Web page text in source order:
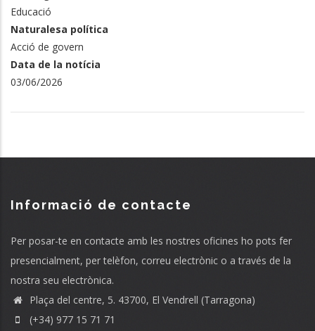
Educació
Naturalesa política
Acció de govern
Data de la notícia
03/06/2026
Informació de contacte
Per posar-te en contacte amb les nostres oficines ho pots fer
presencialment, per telèfon, correu electrònic o a través de la
nostra seu electrònica.
Plaça del centre, 5. 43700, El Vendrell (Tarragona)
(+34) 977 15 71 71